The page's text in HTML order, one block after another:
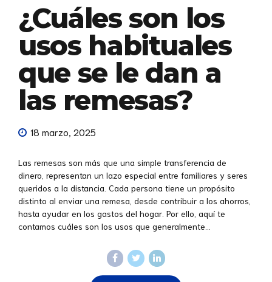
¿Cuáles son los
usos habituales
que se le dan a
las remesas?
18 marzo, 2025
Las remesas son más que una simple transferencia de
dinero, representan un lazo especial entre familiares y seres
queridos a la distancia. Cada persona tiene un propósito
distinto al enviar una remesa, desde contribuir a los ahorros,
hasta ayudar en los gastos del hogar. Por ello, aquí te
contamos cuáles son los usos que generalmente...